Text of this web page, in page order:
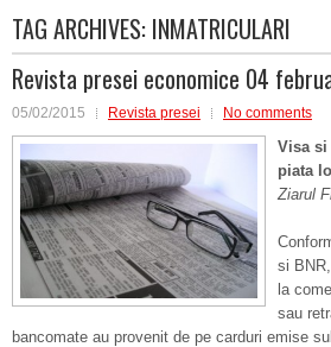
TAG ARCHIVES: INMATRICULARI
Revista presei economice 04
05/02/2015 Revista presei No comments
Visa si
piata
Ziarul
si
la
sau
bancomate au provenit de pe carduri emise